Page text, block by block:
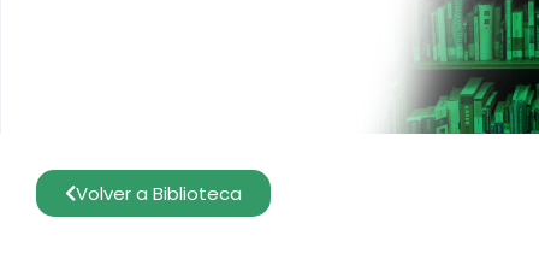
Volver a Biblioteca